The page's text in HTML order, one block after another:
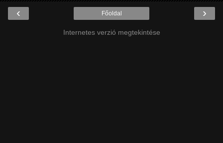
‹ ›
Főoldal
Internetes verzió megtekintése